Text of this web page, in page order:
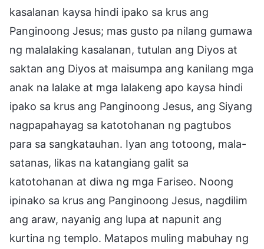
kasalanan kaysa hindi ipako sa krus ang
Panginoong Jesus; mas gusto pa nilang gumawa
ng malalaking kasalanan, tutulan ang Diyos at
saktan ang Diyos at maisumpa ang kanilang mga
anak na lalake at mga lalakeng apo kaysa hindi
ipako sa krus ang Panginoong Jesus, ang Siyang
nagpapahayag sa katotohanan ng pagtubos
para sa sangkatauhan. Iyan ang totoong, mala-
satanas, likas na katangiang galit sa
katotohanan at diwa ng mga Fariseo. Noong
ipinako sa krus ang Panginoong Jesus, nagdilim
ang araw, nayanig ang lupa at napunit ang
kurtina ng templo. Matapos muling mabuhay ng